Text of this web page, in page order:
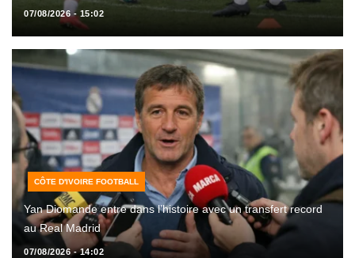
07/08/2026 - 15:02
CÔTE D'IVOIRE FOOTBALL
Yan Diomande entre dans l’histoire avec un transfert record
au Real Madrid
07/08/2026 - 14:02